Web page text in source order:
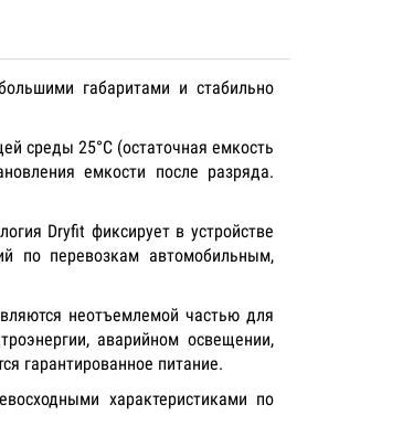
габаритами и стабильно
среды 25°C (остаточная емкость
емкости после разряда.
Dryfit фиксирует в устройстве
по перевозкам автомобильным,
неотъемлемой частью для
аварийном освещении,
гарантированное питание.
характеристиками по